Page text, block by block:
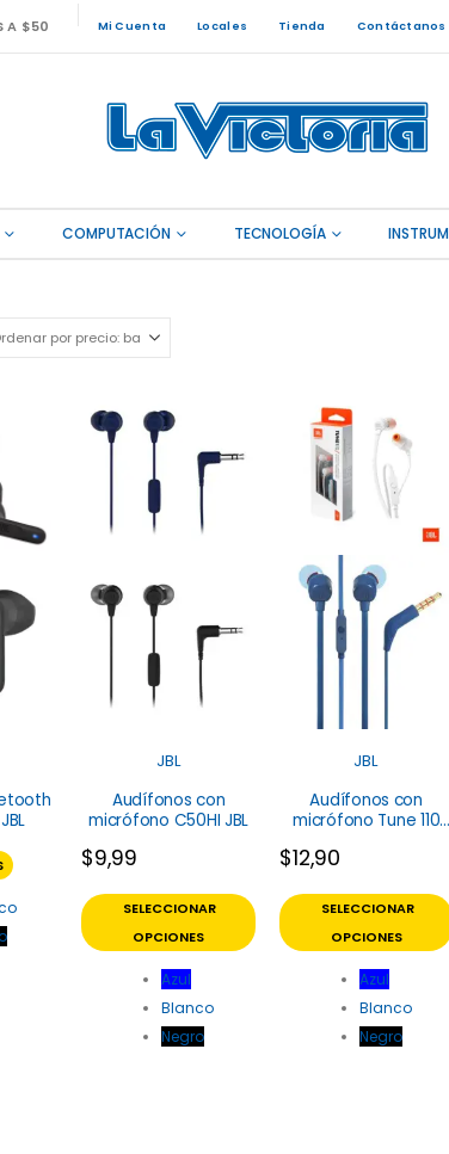
A $50 Mi Cuenta Locales Tienda Contáctanos
COMPUTACIÓN TECNOLOGÍA
JBL
Audífonos con
micrófono C50HI JBL
$9,99
SELECCIONAR
OPCIONES
Azul
Blanco
Negro
JBL
Audífonos con
micrófono Tune 110
$12,90
SELECCIONAR
OPCIONES
Azul
Blanco
Negro